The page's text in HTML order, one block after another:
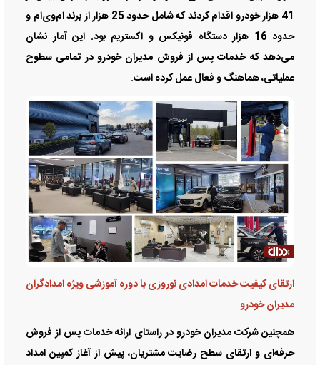
41 هزار خودرو اقدام کردند که شامل حدود 25 هزار از برند ام‌وی‌ام و
حدود 16 هزار دستگاه فونیکس و اکستریم بود. این آمار نشان
می‌دهد که خدمات پس از فروش مدیران خودرو در تمامی سطوح
عملیاتی، هماهنگ و فعال عمل کرده است.
ارتقای کیفیت خدمات امدادی نوروزی با دوره آموزشی ویژه امدادگران
مدیران خودرو
همچنین شرکت مدیران خودرو در راستای ارائه خدمات پس از فروش
حرفه‌ای و ارتقای سطح رضایت مشتریان، پیش از آغاز کمپین امداد